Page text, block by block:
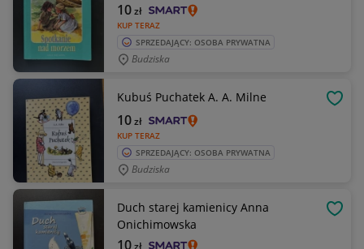
KUP TERAZ
10zł
SPRZEDAJĄCY: OSOBA PRYWATNA
Budziska
Kubuś Puchatek A. A. Milne
KUP TERAZ
10zł
SPRZEDAJĄCY: OSOBA PRYWATNA
Budziska
Duch starej kamienicy Anna
Onichimowska
10zł